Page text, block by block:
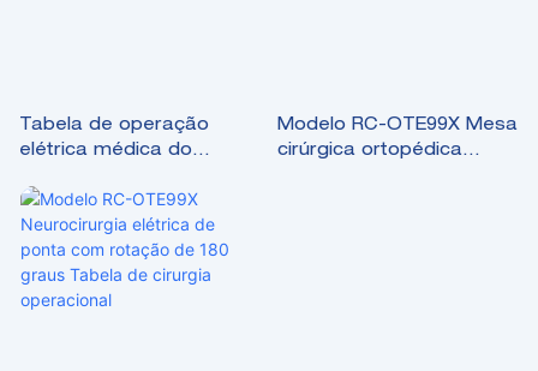
Tabela de operação
elétrica médica do
OTE88 para cirurgia
espinhal
Modelo RC-OTE99X Mesa
cirúrgica ortopédica